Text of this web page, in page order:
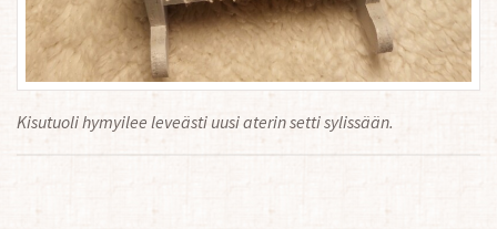
Kisutuoli hymyilee leveästi uusi aterin setti sylissään.